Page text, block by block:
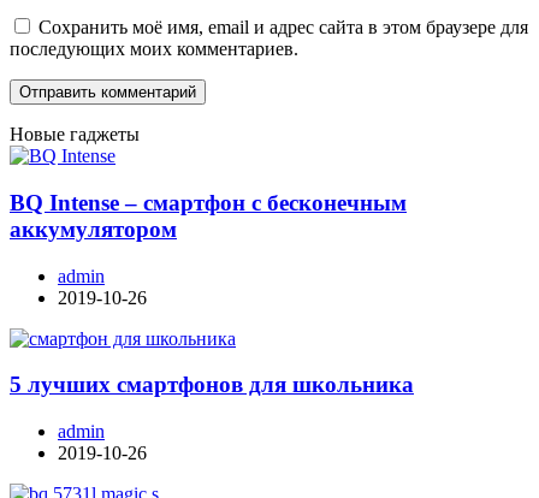
Сохранить моё имя, email и адрес сайта в этом браузере для
последующих моих комментариев.
Новые гаджеты
BQ Intense – смартфон с бесконечным
аккумулятором
admin
2019-10-26
5 лучших смартфонов для школьника
admin
2019-10-26